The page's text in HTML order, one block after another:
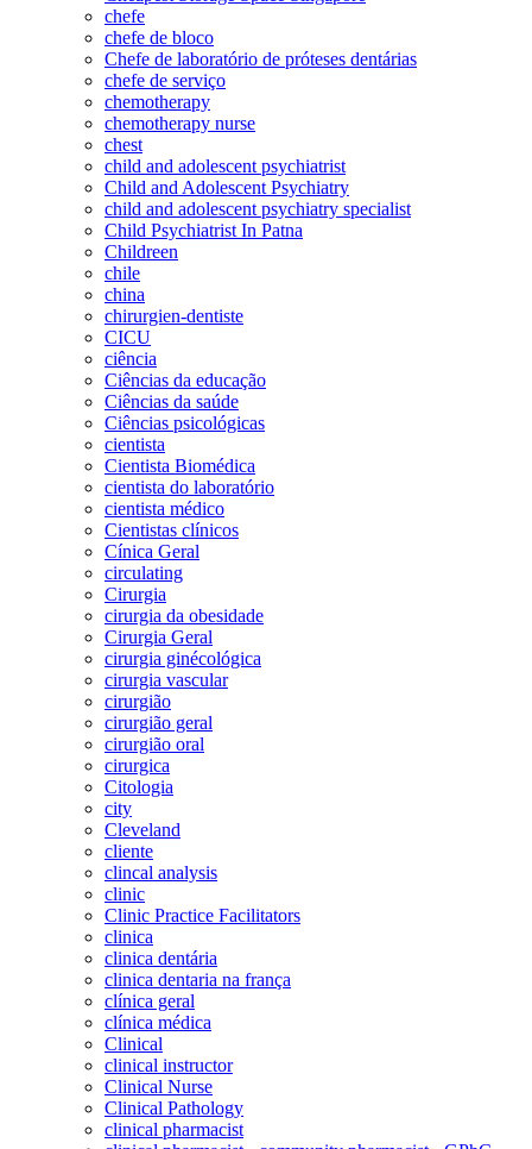
chefe
chefe de bloco
Chefe de laboratório de próteses dentárias
chefe de serviço
chemotherapy
chemotherapy nurse
chest
child and adolescent psychiatrist
Child and Adolescent Psychiatry
child and adolescent psychiatry specialist
Child Psychiatrist In Patna
Childreen
chile
china
chirurgien-dentiste
CICU
ciência
Ciências da educação
Ciências da saúde
Ciências psicológicas
cientista
Cientista Biomédica
cientista do laboratório
cientista médico
Cientistas clínicos
Cínica Geral
circulating
Cirurgia
cirurgia da obesidade
Cirurgia Geral
cirurgia ginécológica
cirurgia vascular
cirurgião
cirurgião geral
cirurgião oral
cirurgica
Citologia
city
Cleveland
cliente
clincal analysis
clinic
Clinic Practice Facilitators
clinica
clinica dentária
clinica dentaria na frança
clínica geral
clínica médica
Clinical
clinical instructor
Clinical Nurse
Clinical Pathology
clinical pharmacist